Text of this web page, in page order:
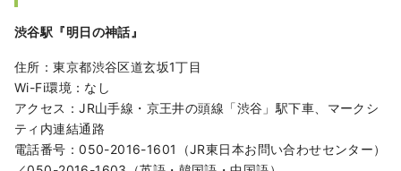
渋谷駅『明日の神話』
住所：東京都渋谷区道玄坂1丁目
Wi-Fi環境：なし
アクセス：JR山手線・京王井の頭線「渋谷」駅下車、マークシ
ティ内連結通路
電話番号：050-2016-1601（JR東日本お問い合わせセンター）